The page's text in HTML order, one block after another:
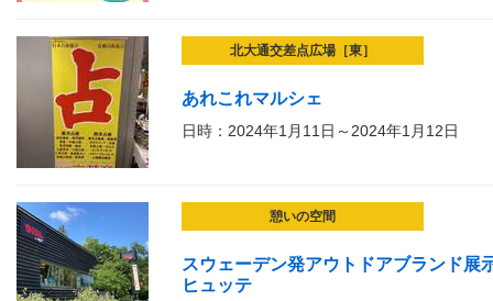
北大通交差点広場［東］
あれこれマルシェ
日時：2024年1月11日～2024年1月12日
憩いの空間
スウェーデン発アウトドアブランド展
ヒュッテ